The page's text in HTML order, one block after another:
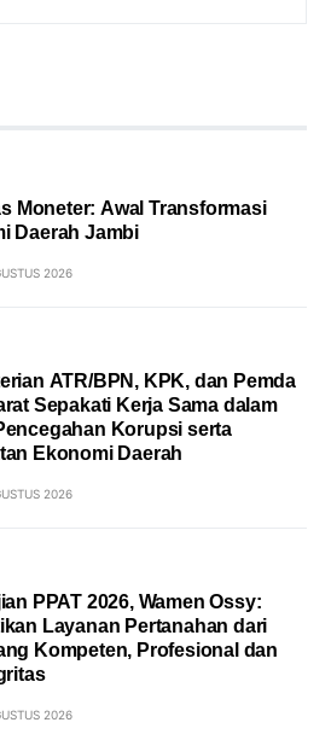
Moneter: Awal Transformasi
Daerah Jambi
2026
ATR/BPN, KPK, dan Pemda
Sepakati Kerja Sama dalam
Korupsi serta
Ekonomi Daerah
2026
PPAT 2026, Wamen Ossy:
Layanan Pertanahan dari
Kompeten, Profesional dan
2026